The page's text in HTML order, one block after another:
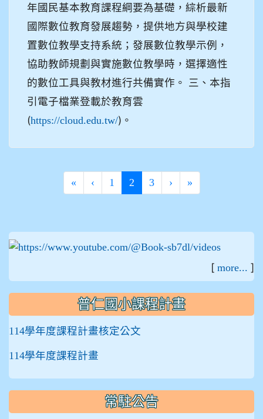
年國民基本教育課程綱要為基礎，綜析最新
國際數位教育發展趨勢，提供地方與學校建
置數位教學支持系統；發展數位教學示例，
協助教師規劃與實施數位教學時，選擇適性
的數位工具與教材進行共備實作。 三、本指
引電子檔業登載於教育雲
(https://cloud.edu.tw/)。
« ‹ 1 2(current)
3 › »
[ more... ]
普仁國小課程計畫
114學年度課程計畫核定公文
114學年度課程計畫
常駐公告